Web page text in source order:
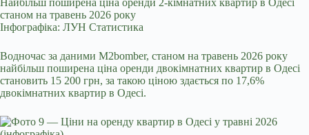
станом на травень 2026 року
Інфографіка: ЛУН Статистика
Водночас за даними M2bomber, станом на травень 2026 року
найбільш поширена ціна оренди двокімнатних квартир в Одесі
становить 15 200 грн, за такою ціною здається по 17,6%
двокімнатних квартир в Одесі.